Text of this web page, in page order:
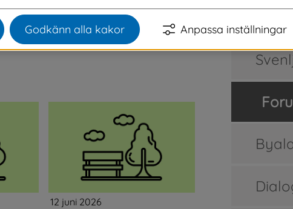
vara av intresse för allmänheten hittar
webbplats, öppnas i nytt fönster.
12 juni 2026
Godkänn alla kakor Anpassa inställningar